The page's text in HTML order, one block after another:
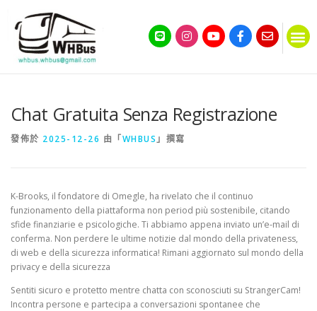
Chat Gratuita Senza Registrazione
發佈於 2025-12-26 由「WHBUS」撰寫
K-Brooks, il fondatore di Omegle, ha rivelato che il continuo
funzionamento della piattaforma non period più sostenibile, citando
sfide finanziarie e psicologiche. Ti abbiamo appena inviato un’e-mail di
conferma. Non perdere le ultime notizie dal mondo della privateness,
di web e della sicurezza informatica! Rimani aggiornato sul mondo della
privacy e della sicurezza
Sentiti sicuro e protetto mentre chatta con sconosciuti su StrangerCam!
Incontra persone e partecipa a conversazioni spontanee che